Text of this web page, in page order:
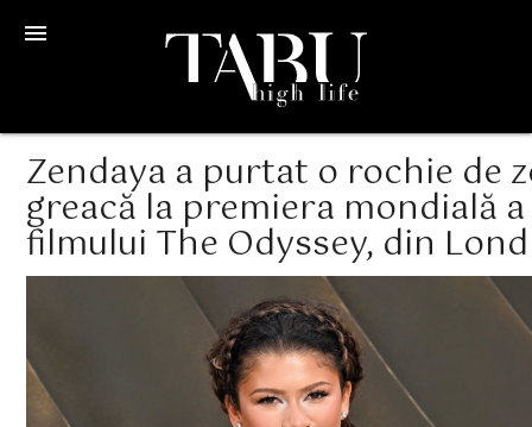
menu
Zendaya a purtat o rochie de
greacă la premiera mondială a
filmului The Odyssey, din